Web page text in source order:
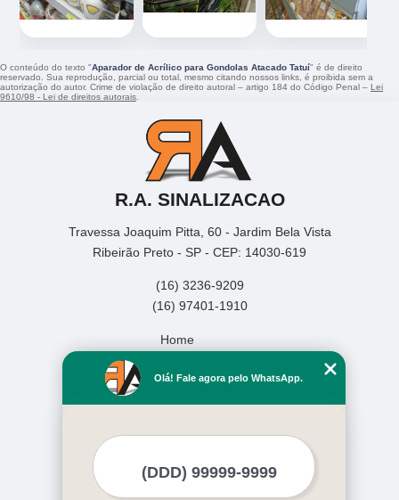
O conteúdo do texto "Aparador de Acrílico para Gondolas Atacado Tatuí" é de direito
reservado. Sua reprodução, parcial ou total, mesmo citando nossos links, é proibida sem a
autorização do autor. Crime de violação de direito autoral – artigo 184 do Código Penal – Lei
9610/98 - Lei de direitos autorais
R.A. SINALIZACAO
Travessa Joaquim Pitta, 60 - Jardim Bela Vista
Ribeirão Preto - SP - CEP: 14030-619
(16) 3236-9209
(16) 97401-1910
Home
Missão
Serviços
Mais Serviços
Olá! Fale agora pelo WhatsApp.